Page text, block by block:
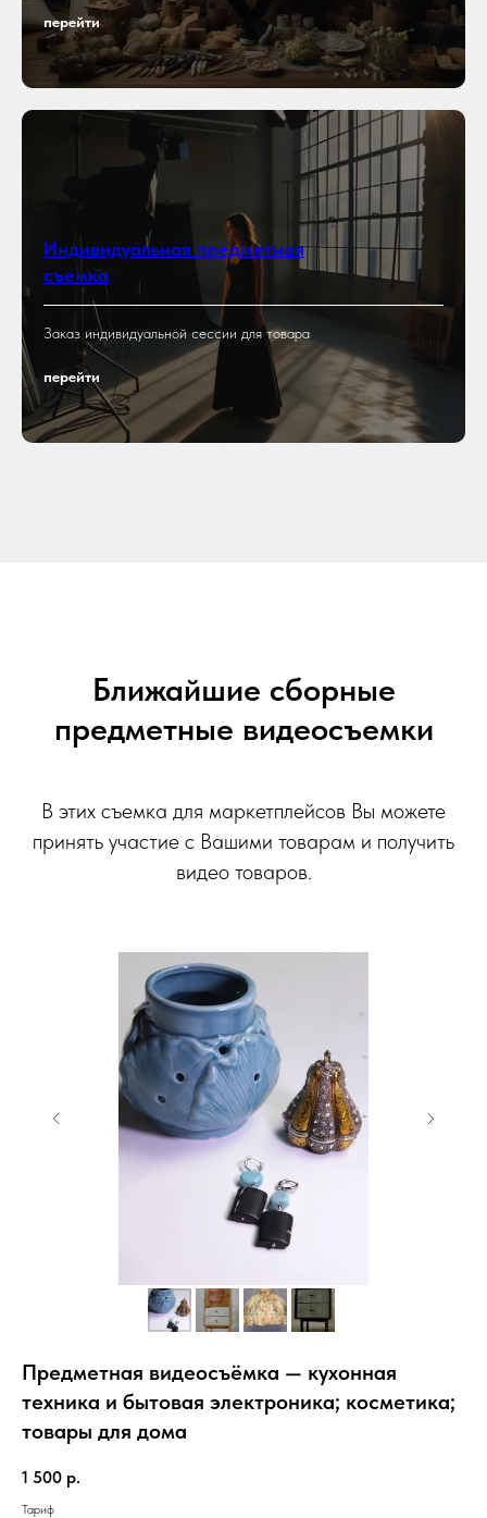
перейти
Индивидуальная предметная
съемка
Заказ индивидуальной сессии для товара
перейти
Ближайшие сборные
предметные видеосъемки
В этих съемка для маркетплейсов Вы можете
принять участие с Вашими товарам и получить
видео товаров.
Предметная видеосъёмка — кухонная
техника и бытовая электроника; косметика;
товары для дома
1 500 р.
Тариф